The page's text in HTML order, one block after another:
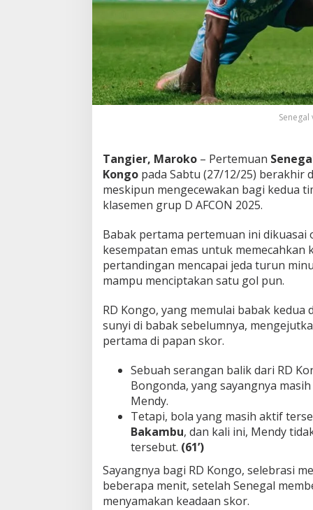
,
S
e
n
e
a
l
a
T
i
k
e
1
6
B
e
s
r
A
F
N
!
Tangier, Maroko – Pertemuan
Kongo pada Sabtu (27/12/25) berakhir
meskipun mengecewakan bagi kedua
klasemen grup D AFCON 2025.
Babak pertama pertemuan ini dikuasai
kesempatan emas untuk
pertandingan mencapai jeda turun
mampu menciptakan satu gol pun.
RD Kongo, yang memulai babak
sunyi di babak sebelumnya,
pertama di papan skor.
Sebuah serangan balik dari RD
Bongonda, yang sayangnya
Mendy.
Tetapi, bola yang masih aktif
Bakambu, dan kali ini, Mendy
tersebut. (61’)
Sayangnya bagi RD Kongo, selebrasi
beberapa menit, setelah Senegal
menyamakan keadaan skor.